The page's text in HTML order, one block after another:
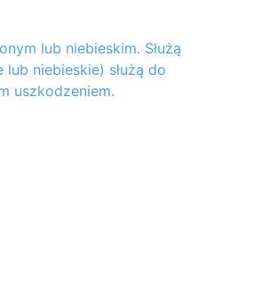
lub niebieskim. Służą
niebieskie) służą do
uszkodzeniem.